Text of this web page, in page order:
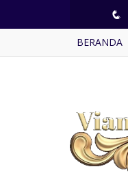
q
BERANDA